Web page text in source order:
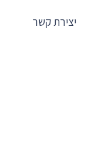
יצירת קשר